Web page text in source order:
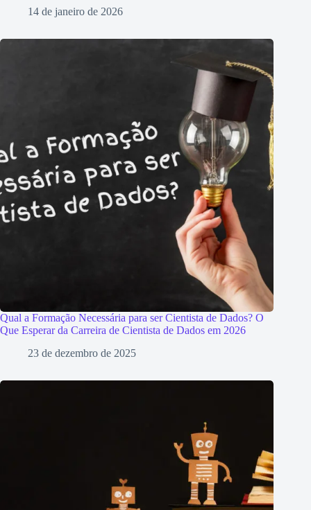
14 de janeiro de 2026
Qual a Formação Necessária para ser Cientista de Dados? O
Que Esperar da Carreira de Cientista de Dados em 2026
23 de dezembro de 2025